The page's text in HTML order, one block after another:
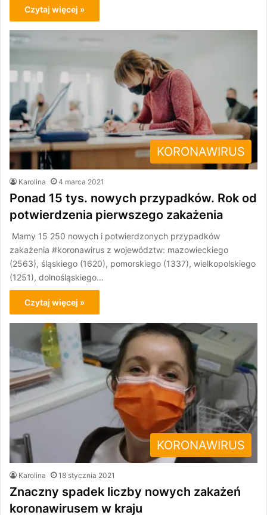
Czytaj więcej »
KORONAWIRUS
Karolina 4 marca 2021
Ponad 15 tys. nowych przypadków. Rok od
potwierdzenia pierwszego zakażenia
Mamy 15 250 nowych i potwierdzonych przypadków
zakażenia #koronawirus z województw: mazowieckiego
(2563), śląskiego (1620), pomorskiego (1337), wielkopolskiego
(1251), dolnośląskiego…
Czytaj więcej »
KORONAWIRUS
Karolina 18 stycznia 2021
Znaczny spadek liczby nowych zakażeń
koronawirusem w kraju